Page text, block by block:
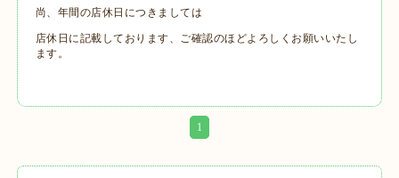
尚、年間の店休日につきましては
店休日に記載しております、ご確認のほどよろしくお願いいたし
ます。
1